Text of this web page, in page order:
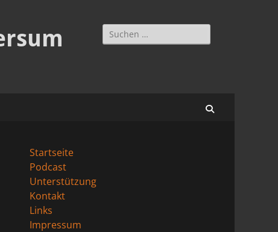
Suchen
nach:
Startseite
Podcast
Unterstützung
Kontakt
Links
Impressum